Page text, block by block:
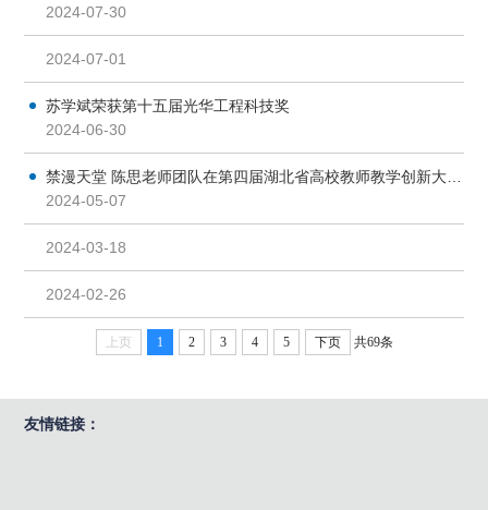
2024-07-30
2024-07-01
苏学斌荣获第十五届光华工程科技奖
2024-06-30
禁漫天堂 陈思老师团队在第四届湖北省高校教师教学创新大赛中荣获一等奖
2024-05-07
2024-03-18
2024-02-26
上页 1 2 3 4 5 下页 共69条
友情链接：